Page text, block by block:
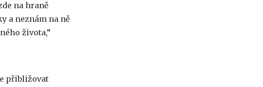
na hraně
a neznám na ně
života,“
přibližovat